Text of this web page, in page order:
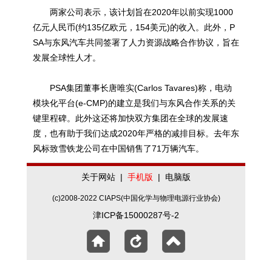
两家公司表示，该计划旨在2020年以前实现1000
亿元人民币(约135亿欧元，154美元)的收入。此外，P
SA与东风汽车共同签署了人力资源战略合作协议，旨在
发展全球性人才。
PSA集团董事长唐唯实(Carlos Tavares)称，电动
模块化平台(e-CMP)的建立是我们与东风合作关系的关
键里程碑。此外这还将加快双方集团在全球的发展速
度，也有助于我们达成2020年严格的减排目标。去年东
风标致雪铁龙公司在中国销售了71万辆汽车。
关于网站 | 手机版 | 电脑版
(c)2008-2022 CIAPS(中国化学与物理电源行业协会)
津ICP备15000287号-2